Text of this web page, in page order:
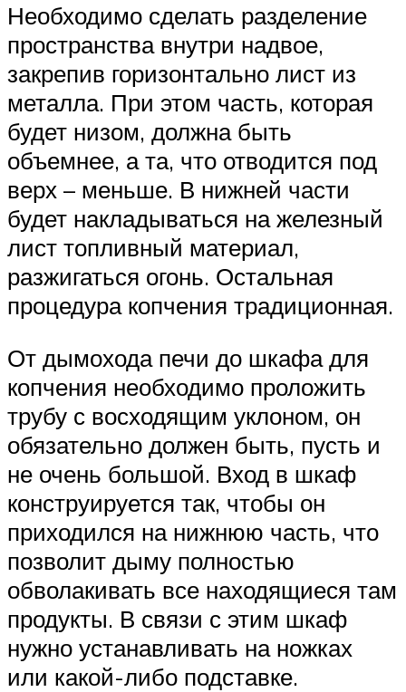
Необходимо сделать разделение
пространства внутри надвое,
закрепив горизонтально лист из
металла. При этом часть, которая
будет низом, должна быть
объемнее, а та, что отводится под
верх – меньше. В нижней части
будет накладываться на железный
лист топливный материал,
разжигаться огонь. Остальная
процедура копчения традиционная.
От дымохода печи до шкафа для
копчения необходимо проложить
трубу с восходящим уклоном, он
обязательно должен быть, пусть и
не очень большой. Вход в шкаф
конструируется так, чтобы он
приходился на нижнюю часть, что
позволит дыму полностью
обволакивать все находящиеся там
продукты. В связи с этим шкаф
нужно устанавливать на ножках
или какой-либо подставке.